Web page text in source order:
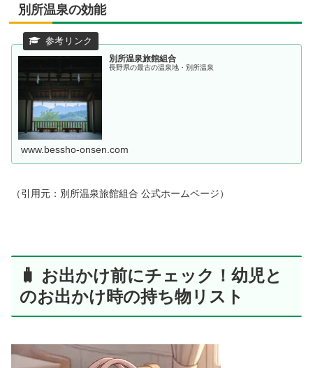
別所温泉の効能
別所温泉旅館組合
長野県の最古の温泉地・別所温泉
www.bessho-onsen.com
（引用元：別所温泉旅館組合 公式ホームページ）
🧳 お出かけ前にチェック！幼児と
のお出かけ時の持ち物リスト